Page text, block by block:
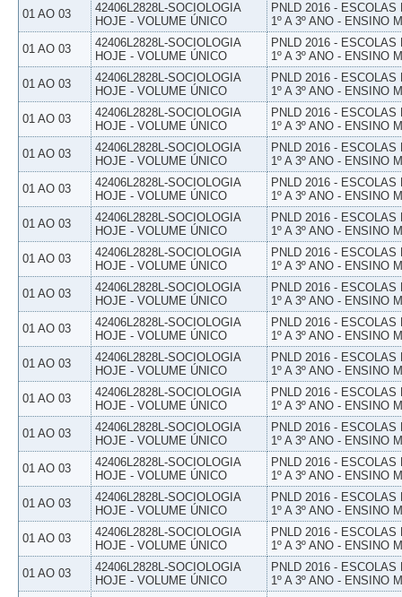
01 AO 03
42406L2828L-SOCIOLOGIA
HOJE - VOLUME ÚNICO
PNLD 2016 -
1º A 3º ANO - ENSINO
01 AO 03
42406L2828L-SOCIOLOGIA
HOJE - VOLUME ÚNICO
PNLD 2016 -
1º A 3º ANO - ENSINO
01 AO 03
42406L2828L-SOCIOLOGIA
HOJE - VOLUME ÚNICO
PNLD 2016 -
1º A 3º ANO - ENSINO
01 AO 03
42406L2828L-SOCIOLOGIA
HOJE - VOLUME ÚNICO
PNLD 2016 -
1º A 3º ANO - ENSINO
01 AO 03
42406L2828L-SOCIOLOGIA
HOJE - VOLUME ÚNICO
PNLD 2016 -
1º A 3º ANO - ENSINO
01 AO 03
42406L2828L-SOCIOLOGIA
HOJE - VOLUME ÚNICO
PNLD 2016 -
1º A 3º ANO - ENSINO
01 AO 03
42406L2828L-SOCIOLOGIA
HOJE - VOLUME ÚNICO
PNLD 2016 -
1º A 3º ANO - ENSINO
01 AO 03
42406L2828L-SOCIOLOGIA
HOJE - VOLUME ÚNICO
PNLD 2016 -
1º A 3º ANO - ENSINO
01 AO 03
42406L2828L-SOCIOLOGIA
HOJE - VOLUME ÚNICO
PNLD 2016 -
1º A 3º ANO - ENSINO
01 AO 03
42406L2828L-SOCIOLOGIA
HOJE - VOLUME ÚNICO
PNLD 2016 -
1º A 3º ANO - ENSINO
01 AO 03
42406L2828L-SOCIOLOGIA
HOJE - VOLUME ÚNICO
PNLD 2016 -
1º A 3º ANO - ENSINO
01 AO 03
42406L2828L-SOCIOLOGIA
HOJE - VOLUME ÚNICO
PNLD 2016 -
1º A 3º ANO - ENSINO
01 AO 03
42406L2828L-SOCIOLOGIA
HOJE - VOLUME ÚNICO
PNLD 2016 -
1º A 3º ANO - ENSINO
01 AO 03
42406L2828L-SOCIOLOGIA
HOJE - VOLUME ÚNICO
PNLD 2016 -
1º A 3º ANO - ENSINO
01 AO 03
42406L2828L-SOCIOLOGIA
HOJE - VOLUME ÚNICO
PNLD 2016 -
1º A 3º ANO - ENSINO
01 AO 03
42406L2828L-SOCIOLOGIA
HOJE - VOLUME ÚNICO
PNLD 2016 -
1º A 3º ANO - ENSINO
01 AO 03
42406L2828L-SOCIOLOGIA
HOJE - VOLUME ÚNICO
PNLD 2016 -
1º A 3º ANO - ENSINO